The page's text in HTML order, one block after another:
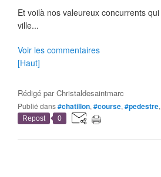
Et voilà nos valeureux concurrents
ville...
Voir les commentaires
[Haut]
Rédigé parChristaldesaintmarc
Publié dans#chatillon, #course, #pedestre,
Repost 0